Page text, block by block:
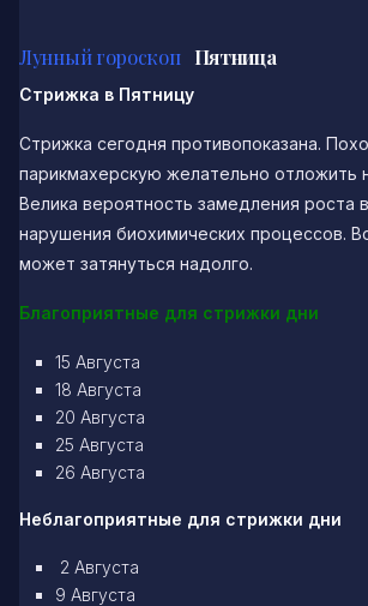
Лунный гороскоп Пятница
Стрижка в Пятницу
Стрижка сегодня противопоказана.
парикмахерскую желательно отложить
Велика вероятность замедления роста
нарушения биохимических процессов.
может затянуться надолго.
Благоприятные для стрижки дни
15 Августа
18 Августа
20 Августа
25 Августа
26 Августа
Неблагоприятные для стрижки дни
2 Августа
9 Августа